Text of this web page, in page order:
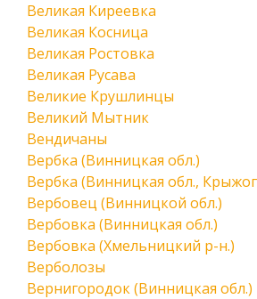
Великая Киреевка
Великая Косница
Великая Ростовка
Великая Русава
Великие Крушлинцы
Великий Мытник
Вендичаны
Вербка (Винницкая обл.)
Вербка (Винницкая обл.,
Вербовец (Винницкой обл.)
Вербовка (Винницкая обл.)
Вербовка (Хмельницкий р-н.)
Верболозы
Вернигородок (Винницкая обл.)